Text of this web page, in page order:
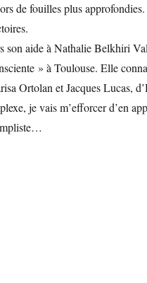
de fouilles plus
son aide à Nathalie Belkhiri
» à Toulouse. Elle
Ortolan et Jacques Lucas,
je vais m’efforcer d’en